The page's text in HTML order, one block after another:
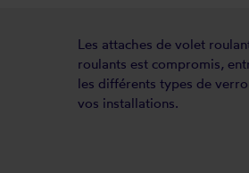
Les attaches de volet
roulants est compromis,
les différents types de
vos installations.